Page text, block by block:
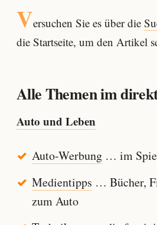
Versuchen Sie es über die
die Startseite, um den Artikel
Alle Themen im
Auto und Leben
Auto-Werbung… im
Medientipps … Bücher,
zum Auto